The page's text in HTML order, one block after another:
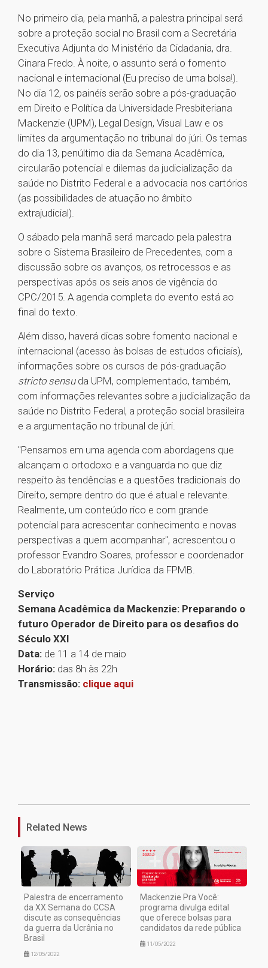
No primeiro dia, pela manhã, a palestra principal será
sobre a proteção social no Brasil com a Secretária
Executiva Adjunta do Ministério da Cidadania, dra.
Cinara Fredo. À noite, o assunto será o fomento
nacional e internacional (Eu preciso de uma bolsa!).
No dia 12, os painéis serão sobre a pós-graduação
em Direito e Política da Universidade Presbiteriana
Mackenzie (UPM), Legal Design, Visual Law e os
limites da argumentação no tribunal do júri. Os temas
do dia 13, penúltimo dia da Semana Acadêmica,
circularão potencial e dilemas da judicialização da
saúde no Distrito Federal e a advocacia nos cartórios
(as possibilidades de atuação no âmbito
extrajudicial).
O sábado pela manhã será marcado pela palestra
sobre o Sistema Brasileiro de Precedentes, com a
discussão sobre os avanços, os retrocessos e as
perspectivas após os seis anos de vigência do
CPC/2015. A agenda completa do evento está ao
final do texto.
Além disso, haverá dicas sobre fomento nacional e
internacional (acesso às bolsas de estudos oficiais),
informações sobre os cursos de pós-graduação
stricto sensuda UPM, complementado, também,
com informações relevantes sobre a judicialização da
saúde no Distrito Federal, a proteção social brasileira
e a argumentação no tribunal de júri.
"Pensamos em uma agenda com abordagens que
alcançam o ortodoxo e a vanguarda no que diz
respeito às tendências e a questões tradicionais do
Direito, sempre dentro do que é atual e relevante.
Realmente, um conteúdo rico e com grande
potencial para acrescentar conhecimento e novas
perspectivas a quem acompanhar", acrescentou o
professor Evandro Soares, professor e coordenador
do Laboratório Prática Jurídica da FPMB.
Serviço
Semana Acadêmica da Mackenzie: Preparando o
futuro Operador de Direito para os desafios do
Século XXI
Data: de 11 a 14 de maio
Horário: das 8h às 22h
Transmissão: clique aqui
Related News
Palestra de encerramento
da XX Semana do CCSA
discute as consequências
da guerra da Ucrânia no
Brasil
12/05/2022
Mackenzie Pra Você:
programa divulga edital
que oferece bolsas para
candidatos da rede pública
11/05/2022